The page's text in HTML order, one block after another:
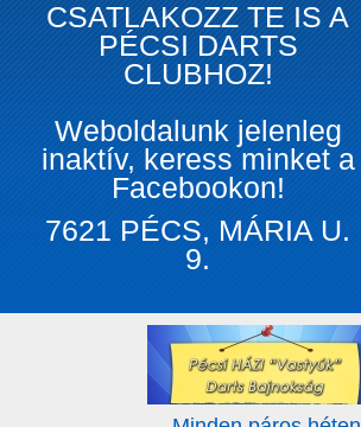
CSATLAKOZZ TE IS A
PÉCSI DARTS
CLUBHOZ!
Weboldalunk jelenleg
inaktív, keress minket a
Facebookon!
7621 PÉCS, MÁRIA U.
9.